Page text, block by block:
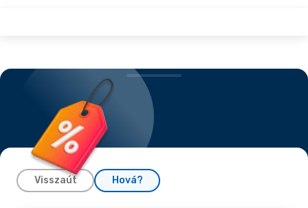
Visszaút Hová?